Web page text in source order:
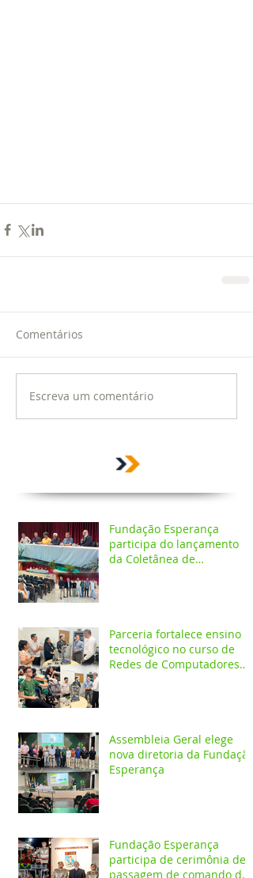
Comentários
Escreva um comentário
Fundação Esperança
participa do lançamento
da Coletânea de
ambiente
Parceria fortalece ensino
tecnológico no curso de
Redes de Computadores
Assembleia Geral elege
nova diretoria da Fundação
Esperança
Fundação Esperança
participa de cerimônia de
passagem de comando do